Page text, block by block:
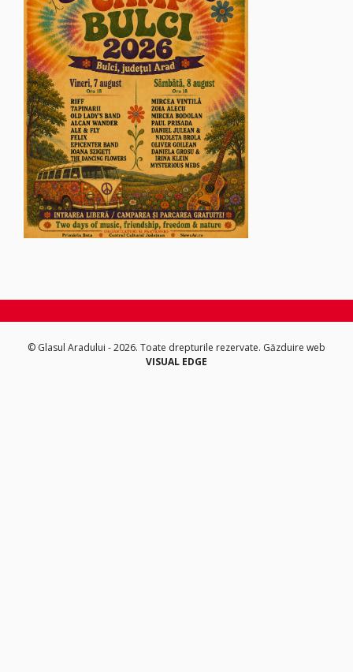
© Glasul Aradului - 2026. Toate drepturile rezervate. Găzduire web
VISUAL EDGE